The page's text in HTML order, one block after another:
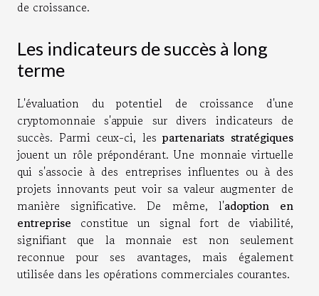
de croissance.
Les indicateurs de succès à long
terme
L'évaluation du potentiel de croissance d'une
cryptomonnaie s'appuie sur divers indicateurs de
succès. Parmi ceux-ci, lespartenariats stratégiques
jouent un rôle prépondérant. Une monnaie virtuelle
qui s'associe à des entreprises influentes ou à des
projets innovants peut voir sa valeur augmenter de
manière significative. De même, l'adoption en
entreprise constitue un signal fort de viabilité,
signifiant que la monnaie est non seulement
reconnue pour ses avantages, mais également
utilisée dans les opérations commerciales courantes.